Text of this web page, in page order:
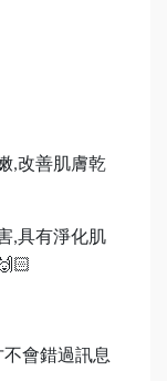
,改善肌膚乾
,具有淨化肌
🙌🏻
會錯過訊息